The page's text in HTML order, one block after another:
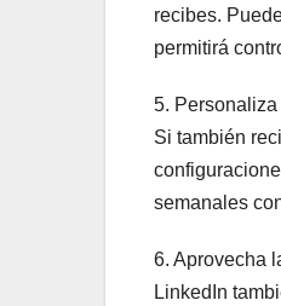
recibes.
permitirá
5.
Si también
semanales
6. Aprovecha
LinkedIn